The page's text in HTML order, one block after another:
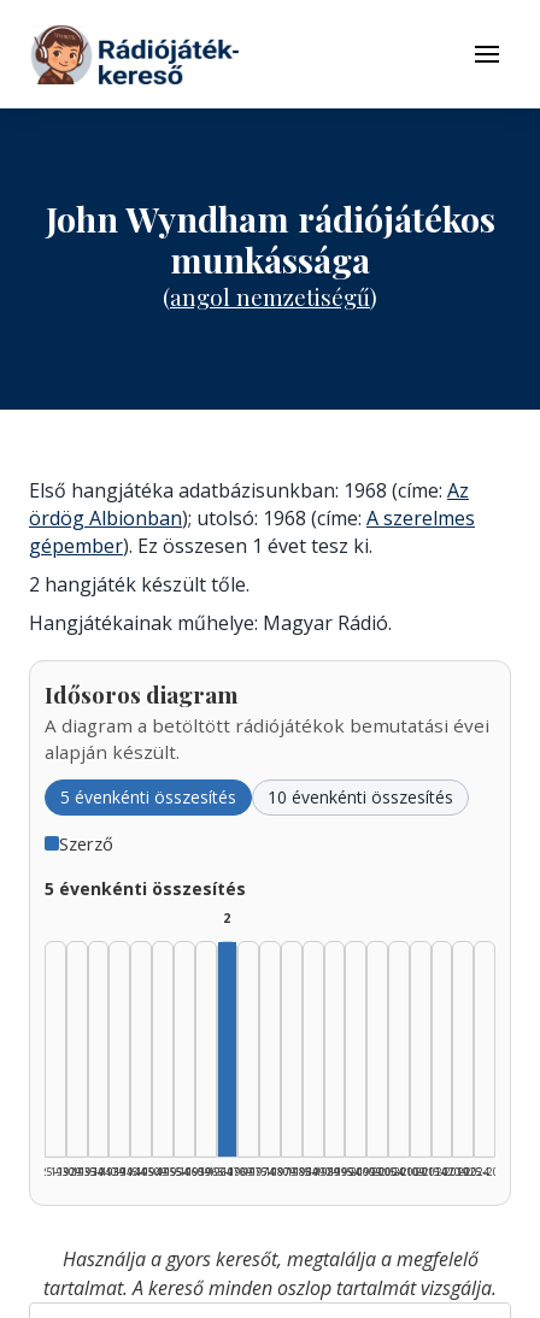
Tovább a tartalomhoz
Menü
John Wyndham rádiójátékos
munkássága
(angol nemzetiségű)
Első hangjátéka adatbázisunkban: 1968 (címe: Az
ördög Albionban); utolsó: 1968 (címe: A szerelmes
gépember). Ez összesen 1 évet tesz ki.
2 hangjáték készült tőle.
Hangjátékainak műhelye: Magyar Rádió.
Idősoros diagram
A diagram a betöltött rádiójátékok bemutatási évei
alapján készült.
5 évenkénti összesítés 10 évenkénti összesítés
Szerző
5 évenkénti összesítés
1925–1929
1930–1934
1935–1939
1940–1944
1945–1949
1950–1954
1955–1959
1960–1964
2
1965–1969
1970–1974
1975–1979
1980–1984
1985–1989
1990–1994
1995–1999
2000–2004
2005–2009
2010–2014
2015–2019
2020–2024
2025–2026
Használja a gyors keresőt, megtalálja a megfelelő
tartalmat. A kereső minden oszlop tartalmát vizsgálja.